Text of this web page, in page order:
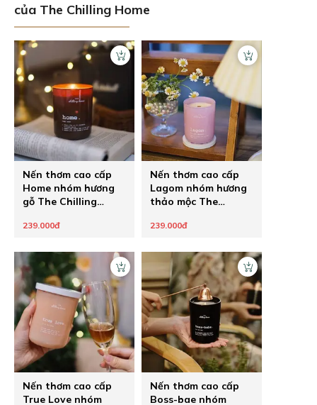
của The Chilling Home
Nến thơm cao cấp
Home nhóm hương
gỗ The Chilling
239.000đ
Nến thơm cao cấp
Lagom nhóm hương
thảo mộc The
239.000đ
Nến thơm cao cấp
True Love nhóm
Nến thơm cao cấp
Boss-bae nhóm